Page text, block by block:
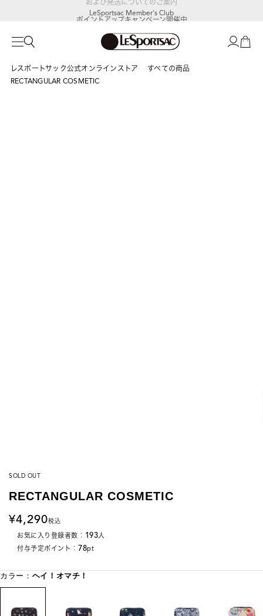
LeSportsac Member's Club
ポイントアップキャンペーン開催中
レスポートサック公式オンラインストア
すべての商品
RECTANGULAR COSMETIC
SOLD OUT
RECTANGULAR COSMETIC
4,290税込
お気に入り登録者数： 193人
付与予定ポイント： 78pt
カラー： ヘイ！オマチ！